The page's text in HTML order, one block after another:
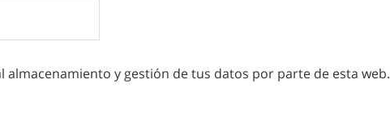
almacenamiento y gestión de tus datos por parte de esta web.